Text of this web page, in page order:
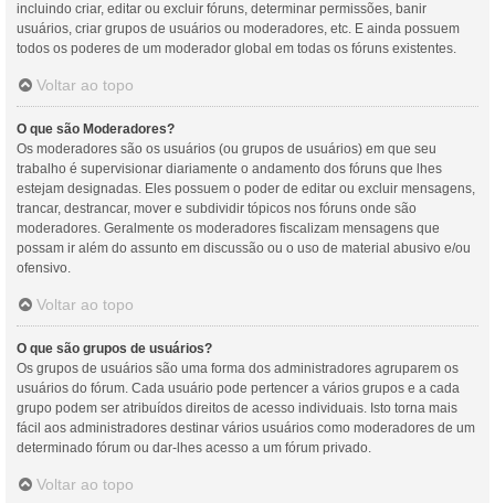
incluindo criar, editar ou excluir fóruns, determinar permissões, banir
usuários, criar grupos de usuários ou moderadores, etc. E ainda possuem
todos os poderes de um moderador global em todas os fóruns existentes.
Voltar ao topo
O que são Moderadores?
Os moderadores são os usuários (ou grupos de usuários) em que seu
trabalho é supervisionar diariamente o andamento dos fóruns que lhes
estejam designadas. Eles possuem o poder de editar ou excluir mensagens,
trancar, destrancar, mover e subdividir tópicos nos fóruns onde são
moderadores. Geralmente os moderadores fiscalizam mensagens que
possam ir além do assunto em discussão ou o uso de material abusivo e/ou
ofensivo.
Voltar ao topo
O que são grupos de usuários?
Os grupos de usuários são uma forma dos administradores agruparem os
usuários do fórum. Cada usuário pode pertencer a vários grupos e a cada
grupo podem ser atribuídos direitos de acesso individuais. Isto torna mais
fácil aos administradores destinar vários usuários como moderadores de um
determinado fórum ou dar-lhes acesso a um fórum privado.
Voltar ao topo